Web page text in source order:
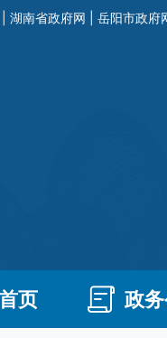
湖南省政府网 岳阳市政府
页 政